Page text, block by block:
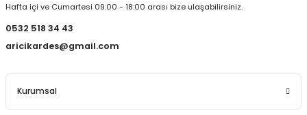
Hafta içi ve Cumartesi 09:00 - 18:00 arası bize ulaşabilirsiniz.
0532 518 34 43
aricikardes@gmail.com
Kurumsal